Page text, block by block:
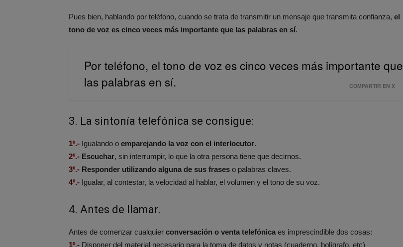
Pues bien, hablando por teléfono, cuando se trata de transmitir un mensaje que transmita confianza, el
tono de voz es cinco veces más importante que las palabras en sí.
Por teléfono, el tono de voz es cinco veces más importante que
las palabras en sí.
COMPARTIR EN X
3. La sintonía telefónica se consigue:
1º.- Igualando o emparejando la voz con el interlocutor.
2º.- Escuchar, sin interrumpir, lo que la otra persona tiene que decirnos.
3º.- Responder utilizando alguna de sus frases o palabras claves.
4º.- Igualar, al contestar, la velocidad al hablar, el volumen y el tono de su voz.
4. Antes de llamar.
Antes de comenzar cualquier conversación o venta telefónica es imprescindible dos cosas:
1º.- Disponer del material necesario para la toma de datos y notas (cuaderno, bolígrafo, etc)